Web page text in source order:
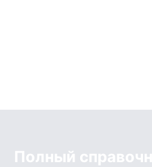
Полный